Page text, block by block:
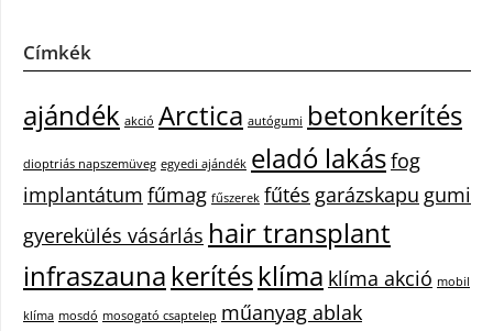
Címkék
ajándék akció Arctica autógumi betonkerítés
dioptriás napszemüveg egyedi ajándék eladó lakásfog
implantátum fűmag fűszerek fűtés garázskapu gumi
gyerekülés vásárlás hair transplant
infraszauna kerítésklíma klíma akció mobil
klíma mosdó mosogató csaptelep műanyag ablak